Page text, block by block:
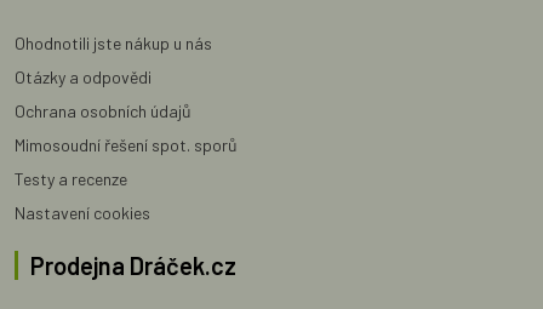
Ohodnotili jste nákup u nás
Otázky a odpovědi
Ochrana osobních údajů
Mimosoudní řešení spot. sporů
Testy a recenze
Nastavení cookies
Prodejna Dráček.cz